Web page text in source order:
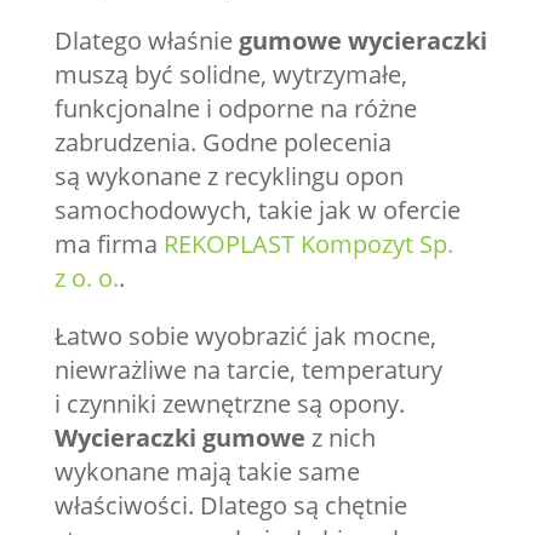
Dlatego właśnie gumowe wycieraczki
muszą być solidne, wytrzymałe,
funkcjonalne i odporne na różne
zabrudzenia. Godne polecenia
są wykonane z recyklingu opon
samochodowych, takie jak w ofercie
ma firma REKOPLAST Kompozyt Sp.
z o. o..
Łatwo sobie wyobrazić jak mocne,
niewrażliwe na tarcie, temperatury
i czynniki zewnętrzne są opony.
Wycieraczki gumowe z nich
wykonane mają takie same
właściwości. Dlatego są chętnie